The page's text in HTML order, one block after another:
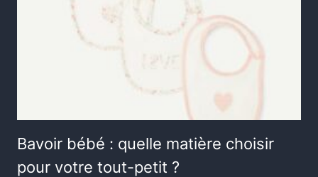
Bavoir bébé : quelle matière choisir
pour votre tout-petit ?